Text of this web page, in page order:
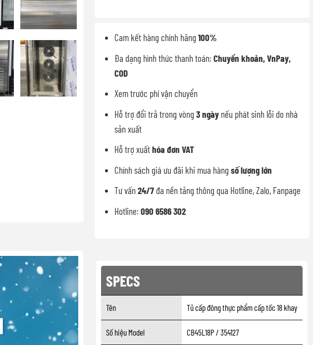
Cam kết hàng chính hãng 100%
Đa dạng hình thức thanh toán: Chuyển khoản, VnPay,
COD
Xem trước phí vận chuyển
Hỗ trợ đổi trả trong vòng 3 ngày nếu phát sinh lỗi do nhà
sản xuất
Hỗ trợ xuấthóa đơn VAT
Chính sách giá ưu đãi khi mua hàng số lượng lớn
Tư vấn 24/7đa nền tảng thông qua Hotline, Zalo, Fanpage
Hotline: 090 6586 302
SPECS
Tên Tủ cấp đông thực phẩm cấp tốc 18 khay
Số hiệu Model CB45L18P / 354127